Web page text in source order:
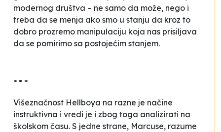
modernog društva – ne samo da može, nego i
treba da se menja ako smo u stanju da kroz to
dobro prozremo manipulaciju koja nas prisiljava
da se pomirimo sa postojećim stanjem.
* * *
Višeznačnost Hellboya na razne je načine
instruktivna i vredi je i zbog toga analizirati na
školskom času. S jedne strane, Marcuse, razume